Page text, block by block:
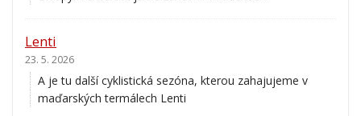
Lenti
23. 5. 2026
A je tu další cyklistická sezóna, kterou zahajujeme v
maďarských termálech Lenti